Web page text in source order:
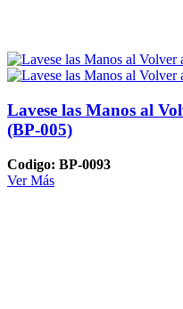
Lavese las Manos al
(BP-005)
Codigo: BP-0093
Ver Más